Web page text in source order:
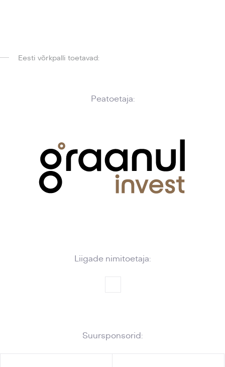
Eesti võrkpalli toetavad:
Peatoetaja:
Liigade nimitoetaja:
Suursponsorid: